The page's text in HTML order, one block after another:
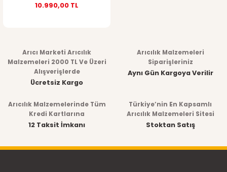
10.990,00 TL
Arıcı Marketi Arıcılık
Malzemeleri 2000 TL Ve Üzeri
Alışverişlerde
Ücretsiz Kargo
Arıcılık Malzemeleri
Siparişleriniz
Aynı Gün Kargoya Verilir
Arıcılık Malzemelerinde Tüm
Kredi Kartlarına
12 Taksit İmkanı
Türkiye’nin En Kapsamlı
Arıcılık Malzemeleri Sitesi
Stoktan Satış